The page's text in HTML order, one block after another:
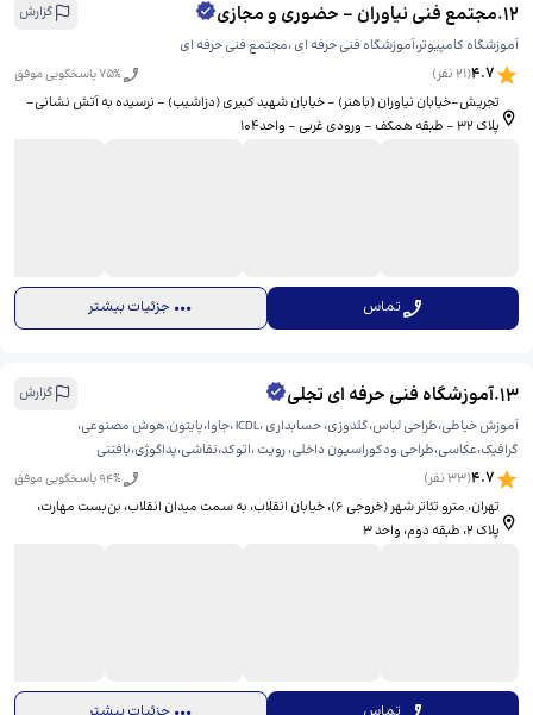
12
.مجتمع فنی نیاوران - حضوری و مجازی
گزارش
آموزشگاه کامپیوتر،آموزشگاه فنی حرفه ای ،مجتمع فنی حرفه ای
4.7
(
21نفر) 75% پاسخگویی موفق
تجریش-خیابان نیاوران (باهنر) - خیابان شهید کبیری (دزاشیب) - نرسیده به آتش نشانی-
پلاک 32 - طبقه همکف - ورودی غربی - واحد104
تماس جزئیات بیشتر
13
.آموزشگاه فنی حرفه ای تجلی
گزارش
آموزش خیاطی،طراحی لباس،گلدوزی، حسابداری ،ICDL ،جاوا،پایتون،هوش مصنوعی،
گرافیک،عکاسی،طراحی ودکوراسیون داخلی، رویت ،اتوکد،نقاشی،پداگوژی،بافتنی
4.7
(
33نفر) 94% پاسخگویی موفق
تهران، مترو تئاتر شهر (خروجی ۶)، خیابان انقلاب، به سمت میدان انقلاب، بن‌بست مهارت،
پلاک ۲، طبقه دوم، واحد ۳